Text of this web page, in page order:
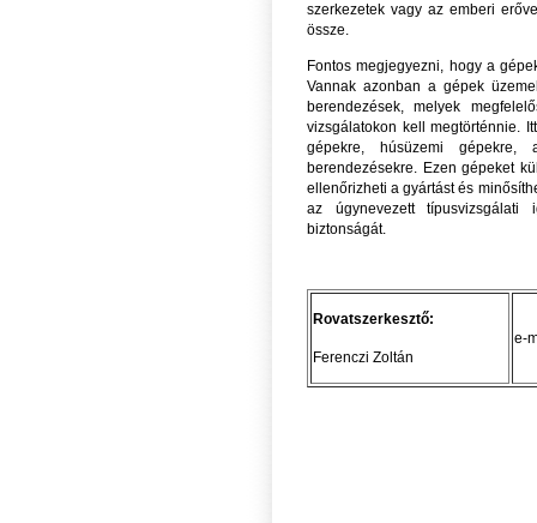
szerkezetek vagy az emberi
össze.
Fontos megjegyezni, hogy a
Vannak azonban a gépek
berendezések, melyek
vizsgálatokon kell megtörténnie.
gépekre, húsüzemi gépekre,
berendezésekre. Ezen gépeket
ellenőrizheti a gyártást és
az úgynevezett
biztonságát.
Rovatszerkesztő:
Ferenczi Zoltán
e-